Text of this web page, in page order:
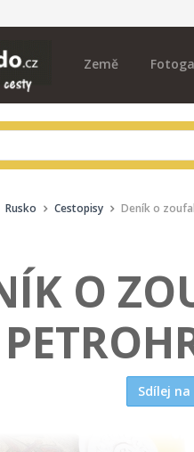
Země
Rusko Cestopisy Deník o
O
Sdílej na